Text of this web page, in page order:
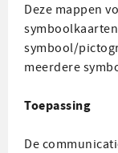
Deze mappen
symbool/
meerdere
Toepassing
De